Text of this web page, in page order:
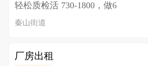
轻松质检活 730-1800，做6
秦山街道
厂房出租